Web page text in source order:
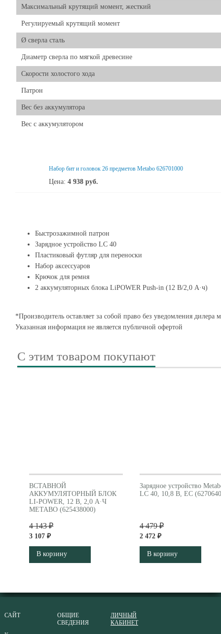
Максимальный крутящий момент, жесткий
Регулируемый крутящий момент
Ø сверла сталь
Диаметр сверла по мягкой древесине
Скорости холостого хода
Патрон
Вес без аккумулятора
Вес с аккумулятором
Набор бит и головок 26 предметов Metabo 626701000
Цена: 4 938 руб.
Быстрозажимной патрон
Зарядное устройство LC 40
Пластиковый футляр для переноски
Набор аксессуаров
Крючок для ремня
2 аккумуляторных блока LiPOWER Push-in (12 В/2,0 А·ч)
*Производитель оставляет за собой право без уведомления
Указанная информация не является публичной офертой
С этим товаром покупают
ВСТАВНОЙ
АККУМУЛЯТОРНЫЙ БЛОК
LI-POWER, 12 В, 2,0 А·Ч
METABO (625438000)
4 143 ₽
3 107 ₽
В корзину
Зарядное устройство
LC 40, 10,8 В, ЕС
4 479 ₽
2 472 ₽
В корзину
САЙТ
ОБЩИЕ
СВЕДЕНИЯ
ЛИЧНЫЙ
КАБИНЕТ